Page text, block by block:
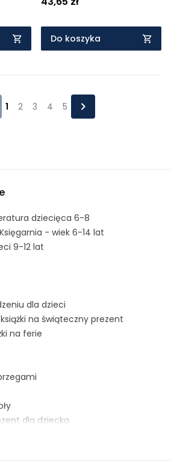
Do koszyka
1 2 3 4 5
dziecięca 6-8
- wiek 6-14 lat
9-12 lat
dla dzieci
na świąteczny prezent
na ferie
dla dziecka
dziecięca 9-12